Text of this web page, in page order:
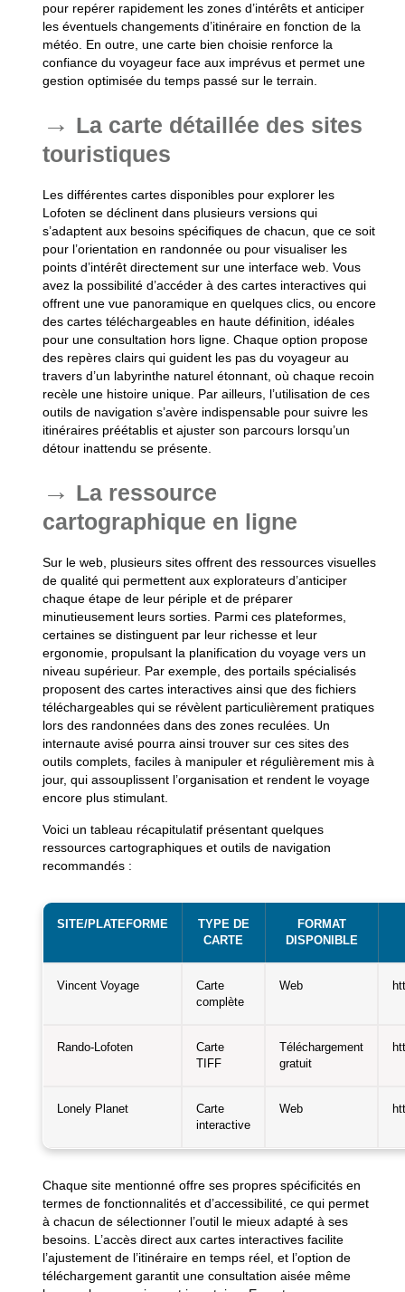
pour repérer rapidement les zones d’intérêts et anticiper
les éventuels changements d’itinéraire en fonction de la
météo. En outre, une carte bien choisie renforce la
confiance du voyageur face aux imprévus et permet une
gestion optimisée du temps passé sur le terrain.
La carte détaillée des sites
touristiques
Les différentes cartes disponibles pour explorer les
Lofoten se déclinent dans plusieurs versions qui
s’adaptent aux besoins spécifiques de chacun, que ce soit
pour l’orientation en randonnée ou pour visualiser les
points d’intérêt directement sur une interface web. Vous
avez la possibilité d’accéder à des cartes interactives qui
offrent une vue panoramique en quelques clics, ou encore
des cartes téléchargeables en haute définition, idéales
pour une consultation hors ligne. Chaque option propose
des repères clairs qui guident les pas du voyageur au
travers d’un labyrinthe naturel étonnant, où chaque recoin
recèle une histoire unique. Par ailleurs, l’utilisation de ces
outils de navigation s’avère indispensable pour suivre les
itinéraires préétablis et ajuster son parcours lorsqu’un
détour inattendu se présente.
La ressource
cartographique en ligne
Sur le web, plusieurs sites offrent des ressources visuelles
de qualité qui permettent aux explorateurs d’anticiper
chaque étape de leur périple et de préparer
minutieusement leurs sorties. Parmi ces plateformes,
certaines se distinguent par leur richesse et leur
ergonomie, propulsant la planification du voyage vers un
niveau supérieur. Par exemple, des portails spécialisés
proposent des cartes interactives ainsi que des fichiers
téléchargeables qui se révèlent particulièrement pratiques
lors des randonnées dans des zones reculées. Un
internaute avisé pourra ainsi trouver sur ces sites des
outils complets, faciles à manipuler et régulièrement mis à
jour, qui assouplissent l’organisation et rendent le voyage
encore plus stimulant.
Voici un tableau récapitulatif présentant quelques
ressources cartographiques et outils de navigation
recommandés :
SITE/PLATEFORME
TYPE DE
CARTE
FORMAT
DISPONIBLE
Vincent Voyage
Carte
complète
Web
Rando-Lofoten
Carte
TIFF
Téléchargement
gratuit
Lonely Planet
Carte
interactive
Web
Chaque site mentionné offre ses propres spécificités en
termes de fonctionnalités et d’accessibilité, ce qui permet
à chacun de sélectionner l’outil le mieux adapté à ses
besoins. L’accès direct aux cartes interactives facilite
l’ajustement de l’itinéraire en temps réel, et l’option de
téléchargement garantit une consultation aisée même